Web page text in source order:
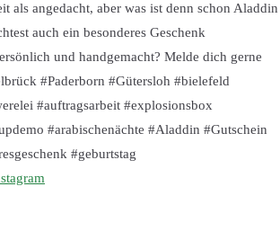
als angedacht, aber was ist denn schon Aladdin
auch ein besonderes Geschenk
und handgemacht? Melde dich gerne
#Paderborn #Gütersloh #bielefeld
#auftragsarbeit #explosionsbox
#arabischenächte #Aladdin #Gutschein
#geburtstag